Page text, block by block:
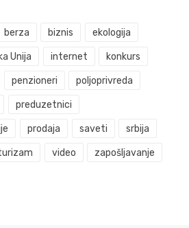
berza biznis ekologija
Unija internet konkurs
penzioneri poljoprivreda
preduzetnici
prodaja saveti srbija
video zapošljavanje